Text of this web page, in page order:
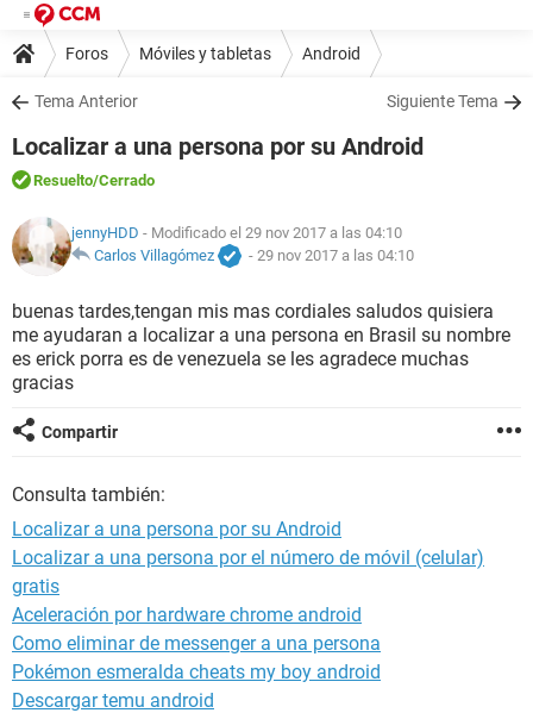
Foros Móviles y tabletas Android
Tema Anterior Siguiente Tema
Localizar a una persona por su Android
Resuelto/Cerrado
jennyHDD - Modificado el 29 nov 2017 a las 04:10
Carlos Villagómez
- 29 nov 2017 a las 04:10
buenas tardes,tengan mis mas cordiales saludos quisiera
me ayudaran a localizar a una persona en Brasil su nombre
es erick porra es de venezuela se les agradece muchas
gracias
Compartir
Consulta también:
Localizar a una persona por su Android
Localizar a una persona por el número de móvil (celular)
gratis
Aceleración por hardware chrome android
Como eliminar de messenger a una persona
Pokémon esmeralda cheats my boy android
Descargar temu android